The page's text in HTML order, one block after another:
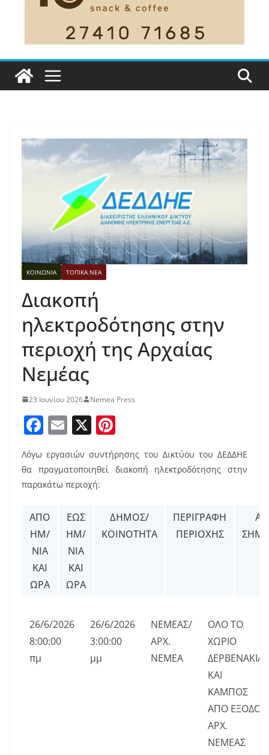
ΚΟΙΝΩΝΙΑ ΤΟΠΙΚΑ ΝΕΑ
Διακοπή
ηλεκτροδότησης στην
περιοχή της Αρχαίας
Νεμέας
23 Ιουνίου 2026 Nemea Press
F
c
e
o
o
k
E
m
ai
l
X
er
Λόγω εργασιών συντήρησης του Δικτύου του ΔΕΔΔΗΕ
θα πραγματοποιηθεί διακοπή ηλεκτροδότησης στην
παρακάτω περιοχή:
ΑΠΌ
ΗΜ/
ΝΊΑ
ΚΑΙ
ΏΡΑ
ΈΩΣ
ΗΜ/
ΝΊΑ
ΚΑΙ
ΏΡΑ
ΔΉΜΟΣ/
ΚΟΙΝΌΤΗΤΑ
ΠΕΡΙΓΡΑΦΉ
ΠΕΡΙΟΧΉΣ
26/6/2026
8:00:00
πμ
26/6/2026
3:00:00
μμ
ΝΕΜΕΑΣ/
ΑΡΧ.
ΝΕΜΕΑ
ΟΛΟ ΤΟ
ΧΩΡΙΟ
ΔΕΡΒΕΝΑΚΙΑ
ΚΑΙ
ΚΑΜΠΟΣ
ΑΠΟ ΕΞΟΔΟ
ΑΡΧ.
ΝΕΜΕΑΣ